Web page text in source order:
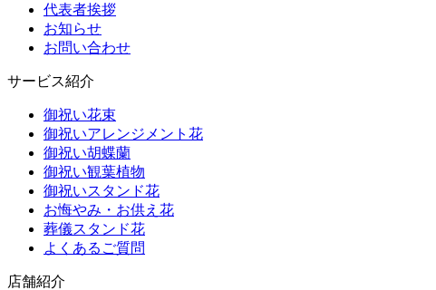
代表者挨拶
お知らせ
お問い合わせ
サービス紹介
御祝い花束
御祝いアレンジメント花
御祝い胡蝶蘭
御祝い観葉植物
御祝いスタンド花
お悔やみ・お供え花
葬儀スタンド花
よくあるご質問
店舗紹介